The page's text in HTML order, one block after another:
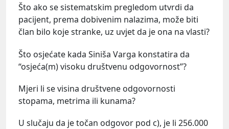
Što ako se sistematskim pregledom utvrdi da
pacijent, prema dobivenim nalazima, može biti
član bilo koje stranke, uz uvjet da je ona na vlasti?
Što osjećate kada Siniša Varga konstatira da
“osjeća(m) visoku društvenu odgovornost”?
Mjeri li se visina društvene odgovornosti
stopama, metrima ili kunama?
U slučaju da je točan odgovor pod c), je li 256.000